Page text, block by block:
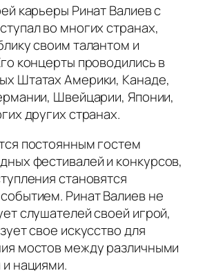
карьеры Ринат Валиев с
во многих странах,
своим талантом и
концерты проводились в
Штатах Америки, Канаде,
Швейцарии, Японии,
других странах.
постоянным гостем
фестивалей и конкурсов,
становятся
Ринат Валиев не
слушателей своей игрой,
свое искусство для
мостов между различными
нациями.